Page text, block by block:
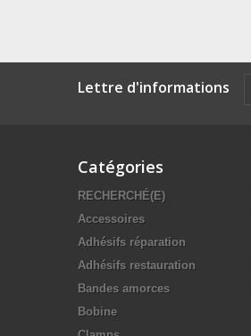
Lettre d'informations
Catégories
RECHERCHÉ(E)
Accessoires
Adhésifs réparation
Adhésifs restauration
Bandes amorces
Bobine